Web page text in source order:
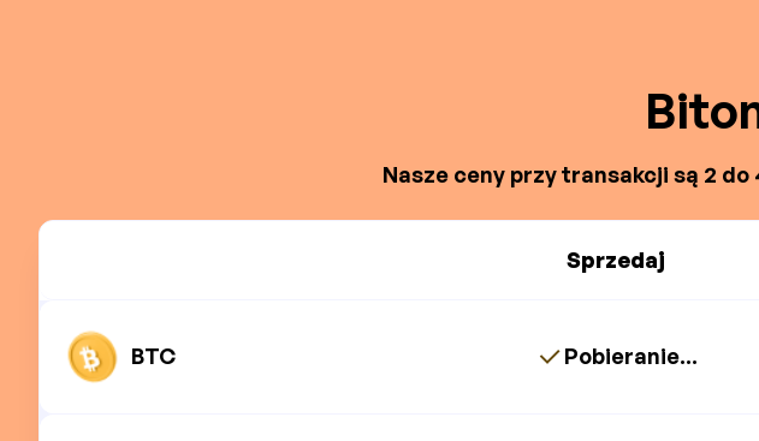
Nasze ceny przy transakcji są 2
Sprzedaj
BTC Pobieranie...